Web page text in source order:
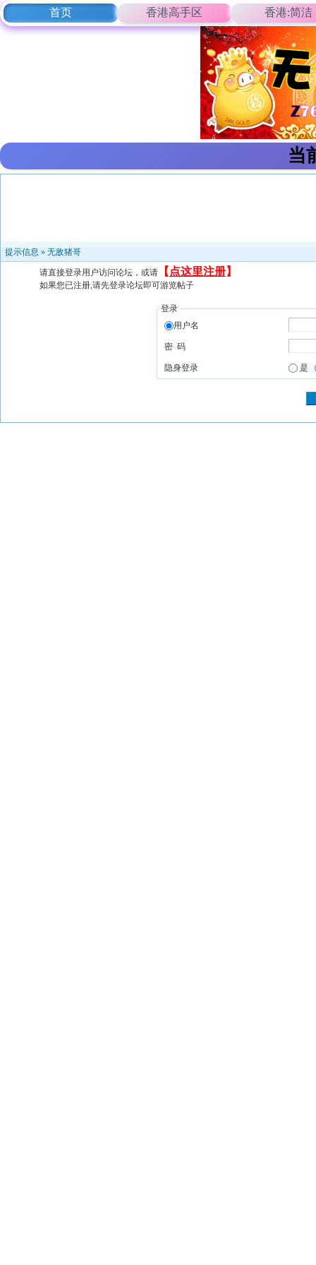
首页 香港高手区 香港:简洁
当
提示信息 » 无敌猪哥
请直接登录用户访问论坛，或请 【 点这里注册】
如果您已注册,请先登录论坛即可游览帖子
登录
用户名
密 码
隐身登录 是